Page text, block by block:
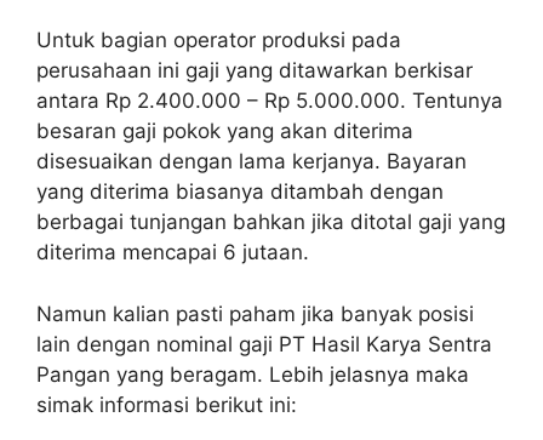
Untuk bagian operator produksi pada
perusahaan ini gaji yang ditawarkan berkisar
antara Rp 2.400.000 – Rp 5.000.000. Tentunya
besaran gaji pokok yang akan diterima
disesuaikan dengan lama kerjanya. Bayaran
yang diterima biasanya ditambah dengan
berbagai tunjangan bahkan jika ditotal gaji yang
diterima mencapai 6 jutaan.
Namun kalian pasti paham jika banyak posisi
lain dengan nominal gaji PT Hasil Karya Sentra
Pangan yang beragam. Lebih jelasnya maka
simak informasi berikut ini: